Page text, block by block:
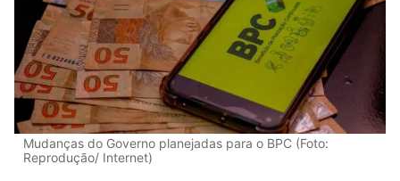
Mudanças do Governo planejadas para o BPC (Foto:
Reprodução/ Internet)